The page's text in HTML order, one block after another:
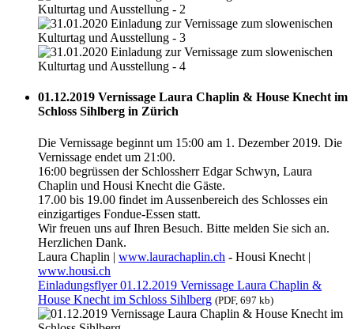
01.12.2019 Vernissage Laura Chaplin & House Knecht im
Schloss Sihlberg in Zürich
Die Vernissage beginnt um 15:00 am 1. Dezember 2019. Die
Vernissage endet um 21:00.
16:00 begrüssen der Schlossherr Edgar Schwyn, Laura
Chaplin und Housi Knecht die Gäste.
17.00 bis 19.00 findet im Aussenbereich des Schlosses ein
einzigartiges Fondue-Essen statt.
Wir freuen uns auf Ihren Besuch. Bitte melden Sie sich an.
Herzlichen Dank.
Laura Chaplin | www.laurachaplin.ch - Housi Knecht |
www.housi.ch
Einladungsflyer 01.12.2019 Vernissage Laura Chaplin &
House Knecht im Schloss Sihlberg (PDF, 697 kb)